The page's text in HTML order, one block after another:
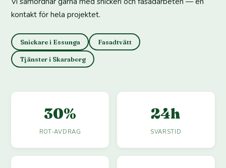
kontakt för hela projektet.
Snickare i Essunga Fasadtvätt
Tjänster i Skaraborg
30%
ROT-AVDRAG
24h
SVARSTID